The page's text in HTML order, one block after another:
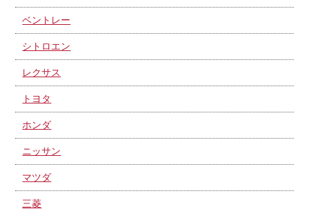
ベントレー
シトロエン
レクサス
トヨタ
ホンダ
ニッサン
マツダ
三菱